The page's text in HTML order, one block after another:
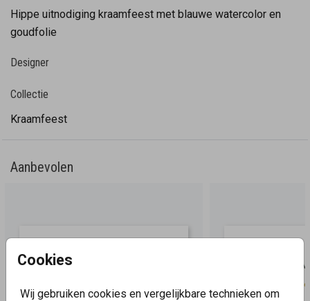
Cookies
Wij gebruiken cookies en vergelijkbare technieken om
Hippe uitnodiging kraamfeest met blauwe watercolor en
goudfolie
Designer
Collectie
Kraamfeest
Aanbevolen